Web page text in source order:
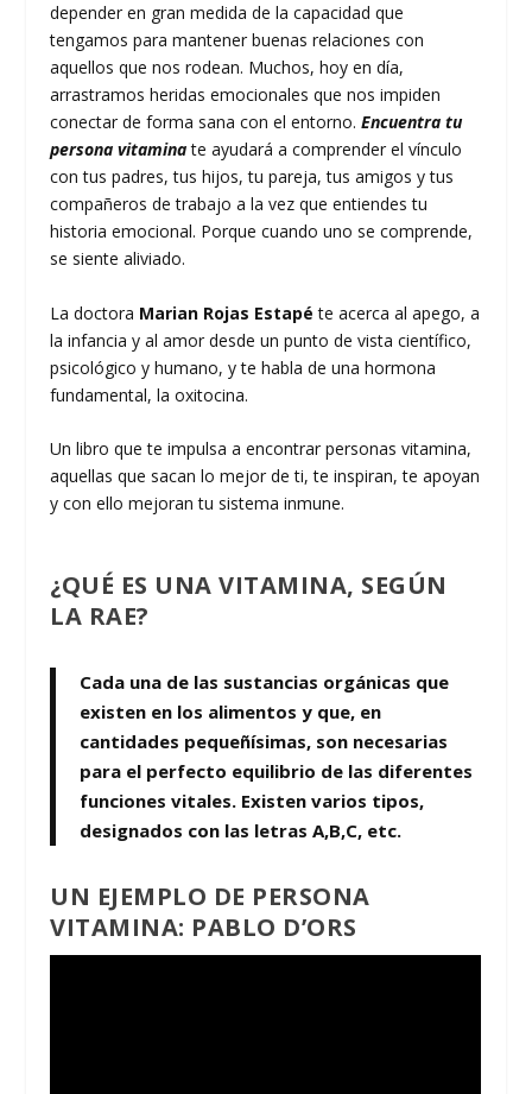
depender en gran medida de la capacidad que
tengamos para mantener buenas relaciones con
aquellos que nos rodean. Muchos, hoy en día,
arrastramos heridas emocionales que nos impiden
conectar de forma sana con el entorno.Encuentra tu
persona vitaminate ayudará a comprender el vínculo
con tus padres, tus hijos, tu pareja, tus amigos y tus
compañeros de trabajo a la vez que entiendes tu
historia emocional. Porque cuando uno se comprende,
se siente aliviado.
La doctora Marian Rojas Estapé te acerca al apego, a
la infancia y al amor desde un punto de vista científico,
psicológico y humano, y te habla de una hormona
fundamental, la oxitocina.
Un libro que te impulsa a encontrar personas vitamina,
aquellas que sacan lo mejor de ti, te inspiran, te apoyan
y con ello mejoran tu sistema inmune.
¿QUÉ ES UNA VITAMINA, SEGÚN
LA RAE?
Cada una de las sustancias orgánicas que
existen en los alimentos y que, en
cantidades pequeñísimas, son necesarias
para el perfecto equilibrio de las diferentes
funciones vitales. Existen varios tipos,
designados con las letras A,B,C, etc.
UN EJEMPLO DE PERSONA
VITAMINA: PABLO D’ORS